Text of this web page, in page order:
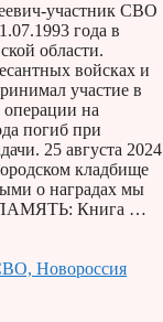
участник СВО
года в
области.
войсках и
участие в
на
погиб при
25 августа 2024
кладбище
о наградах мы
ПАМЯТЬ: Книга …
Новороссия